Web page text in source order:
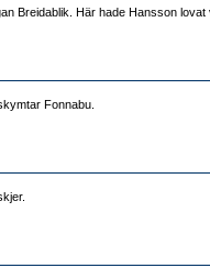
Breidablik. Här hade Hansson lovat
Fonnabu.